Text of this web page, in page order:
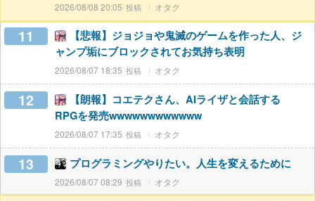
2026/08/08 20:05 オタク
11
【悲報】ジョジョや鬼滅のゲームを作った人、ジ
ャンプ垢にブロックされてお気持ち表明
2026/08/07 18:35 オタク
12
【朗報】コエテクさん、AIライザと会話する
RPGを発売wwwwwwwwwwww
2026/08/07 17:35 オタク
13 プログラミングやりたい。人生を変えるために
2026/08/07 08:29 オタク